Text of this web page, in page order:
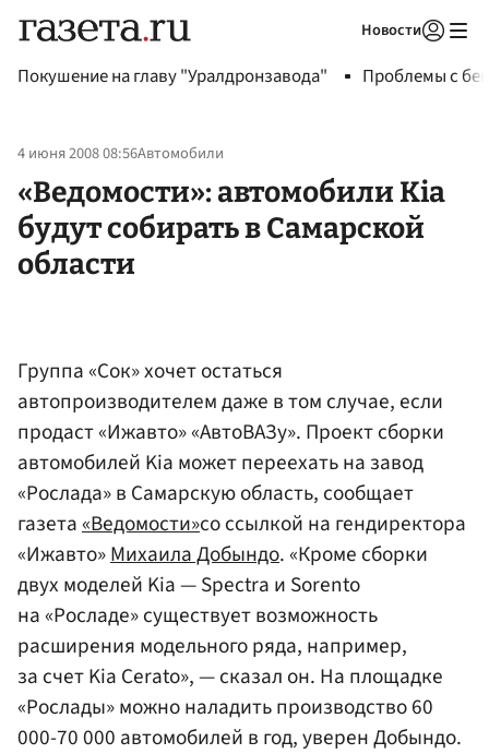
Новости
Покушение на главу "Уралдронзавода" Проблемы с
4 июня 2008 08:56Автомобили
«Ведомости»: автомобили Kia
будут собирать в Самарской
области
Группа «Сок» хочет остаться
автопроизводителем даже в том случае, если
продаст «Ижавто» «АвтоВАЗу». Проект сборки
автомобилей Kia может переехать на завод
«Рослада» в Самарскую область, сообщает
газета«Ведомости»со ссылкой на гендиректора
«Ижавто»Михаила Добындо. «Кроме сборки
двух моделей Kia — Spectra и Sorento
на «Росладе» существует возможность
расширения модельного ряда, например,
за счет Kia Cerato», — сказал он. На площадке
«Рослады» можно наладить производство 60
000-70 000 автомобилей в год, уверен Добындо.